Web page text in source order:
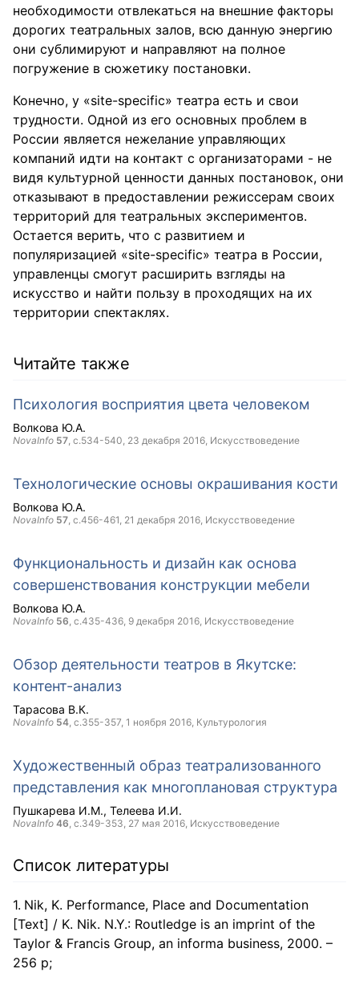
необходимости отвлекаться на внешние факторы
дорогих театральных залов, всю данную энергию
они сублимируют и направляют на полное
погружение в сюжетику постановки.
Конечно, у «site-specific» театра есть и свои
трудности. Одной из его основных проблем в
России является нежелание управляющих
компаний идти на контакт с организаторами - не
видя культурной ценности данных постановок, они
отказывают в предоставлении режиссерам своих
территорий для театральных экспериментов.
Остается верить, что с развитием и
популяризацией «site-specific» театра в России,
управленцы смогут расширить взгляды на
искусство и найти пользу в проходящих на их
территории спектаклях.
Читайте также
Психология восприятия цвета человеком
Волкова Ю.А.
NovaInfo 57, с.534-540, 23 декабря 2016, Искусствоведение
Технологические основы окрашивания кости
Волкова Ю.А.
NovaInfo 57, с.456-461, 21 декабря 2016, Искусствоведение
Функциональность и дизайн как основа
совершенствования конструкции мебели
Волкова Ю.А.
NovaInfo 56, с.435-436, 9 декабря 2016, Искусствоведение
Обзор деятельности театров в Якутске:
контент-анализ
Тарасова В.К.
NovaInfo 54, с.355-357, 1 ноября 2016, Культурология
Художественный образ театрализованного
представления как многоплановая структура
Пушкарева И.М. Телеева И.И.
NovaInfo 46, с.349-353, 27 мая 2016, Искусствоведение
Список литературы
Nik, K. Performance, Place and Documentation
[Text] / K. Nik. N.Y.: Routledge is an imprint of the
Taylor & Francis Group, an informa business, 2000. –
256 p;